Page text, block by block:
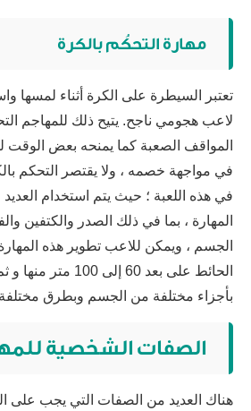
مهارة التحكُم بالكرة
تعتبر السيطرة على الكرة أثناء لمسها
لاعب هجومي ناجح. يتيح ذلك للمهاجم
المواقف الصعبة كما يمنحه بعض الوقت
في مواجهة خصمه ، ولا يقتصر التحكم
في هذه اللعبة ؛ حيث يتم استخدام
المهارة ، بما في ذلك الصدر والكتفين
الجسم ، ويمكن للاعب تطوير هذه
الحائط على بعد 60 إلى
بأجزاء مختلفة من الجسم وبطرق مختلفة.
الصفات الشخصية
هناك العديد من الصفات التي يجب على